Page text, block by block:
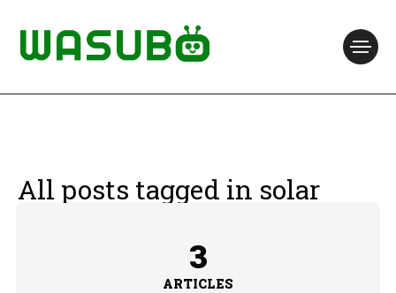
All posts tagged in solar
3
ARTICLES